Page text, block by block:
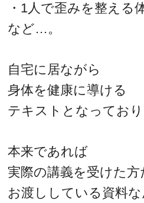
・1人で歪みを整える
など…。
自宅に居ながら
身体を健康に導ける
テキストとなっており
本来であれば
実際の講義を受けた方
お渡ししている資料な